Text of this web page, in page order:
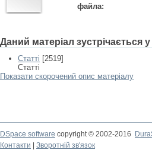
файла:
Даний матеріал зустрічається
Статті [2519]
Статті
Показати скорочений опис матеріалу
DSpace software copyright © 2002-2016
Контакти
Зворотній зв'язок